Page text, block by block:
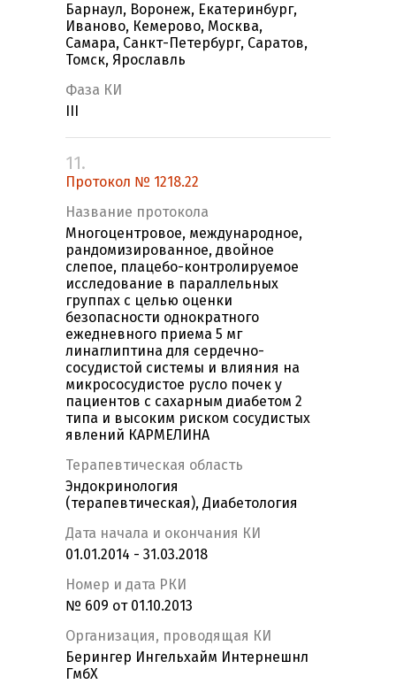
Барнаул, Воронеж, Екатеринбург,
Иваново, Кемерово, Москва,
Самара, Санкт-Петербург, Саратов,
Томск, Ярославль
Фаза КИ
11.
Протокол № 1218.22
Название протокола
Многоцентровое, международное,
рандомизированное, двойное
слепое, плацебо-контролируемое
исследование в параллельных
группах с целью оценки
безопасности однократного
ежедневного приема 5 мг
линаглиптина для сердечно-
сосудистой системы и влияния на
микрососудистое русло почек у
пациентов с сахарным диабетом 2
типа и высоким риском сосудистых
явлений КАРМЕЛИНА
Терапевтическая область
Эндокринология
(терапевтическая), Диабетология
Дата начала и окончания КИ
01.01.2014 - 31.03.2018
Номер и дата РКИ
№ 609 от 01.10.2013
Организация, проводящая КИ
Берингер Ингельхайм Интернешнл
ГмбХ